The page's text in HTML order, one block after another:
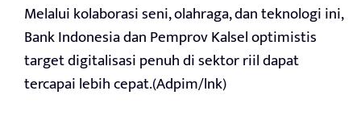
Melalui kolaborasi seni, olahraga, dan teknologi ini,
Bank Indonesia dan Pemprov Kalsel optimistis
target digitalisasi penuh di sektor riil dapat
tercapai lebih cepat.(Adpim/lnk)